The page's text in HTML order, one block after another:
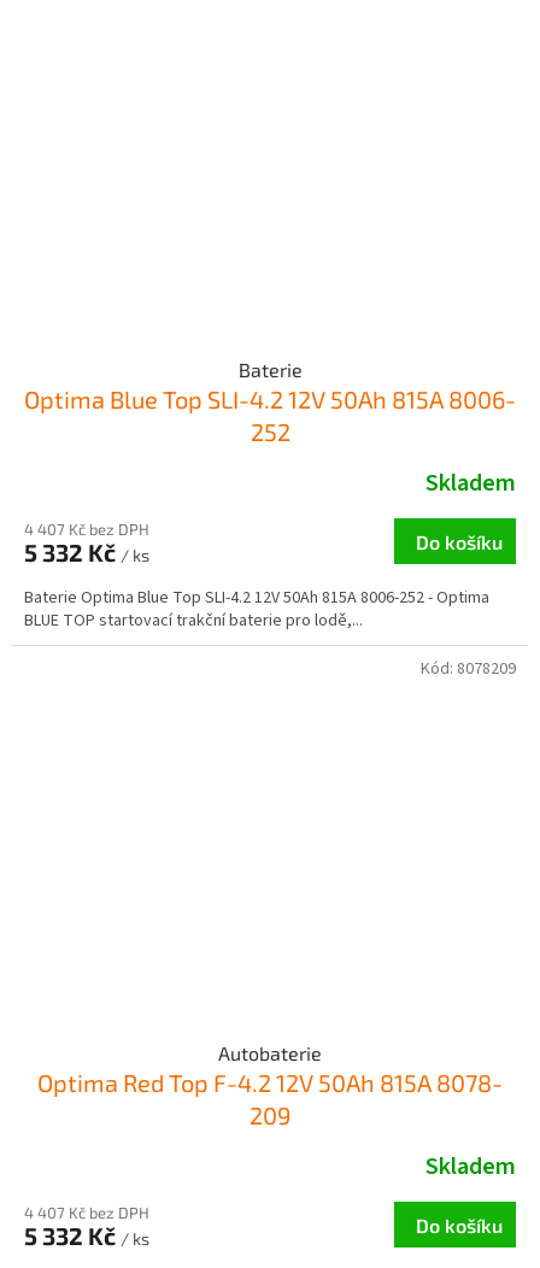
Baterie
Optima Blue Top SLI-4.2 12V 50Ah 815A 8006-
252
Skladem
4 407 Kč bez DPH
5 332 Kč / ks
Do košíku
Baterie Optima Blue Top SLI-4.2 12V 50Ah 815A 8006-252 - Optima
BLUE TOP startovací trakční baterie pro lodě,...
Autobaterie
Optima Red Top F-4.2 12V 50Ah 815A 8078-
209
Skladem
4 407 Kč bez DPH
5 332 Kč / ks
Do košíku
Kód: 8078209